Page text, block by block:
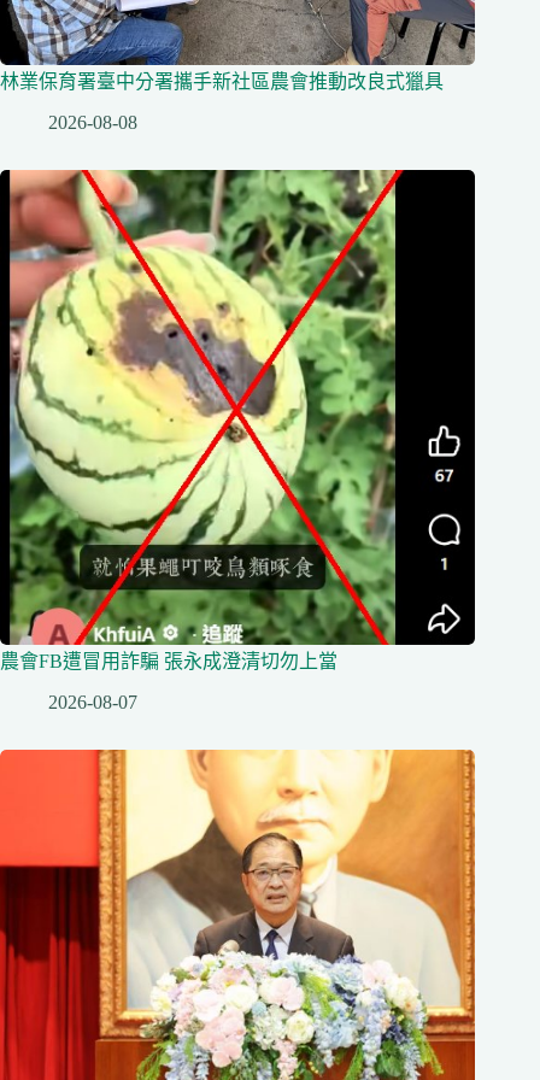
林業保育署臺中分署攜手新社區農會推動改良式獵具
2026-08-08
農會FB遭冒用詐騙 張永成澄清切勿上當
2026-08-07